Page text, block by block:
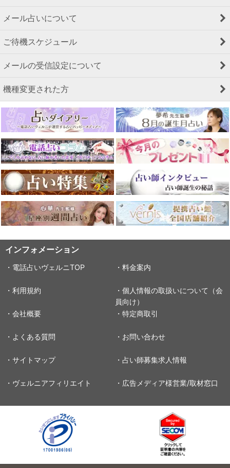
メール占いについて
ご待機スケジュール
メールの受信設定について
機種変更された方
インフォメーション
・電話占いヴェルニTOP ・料金案内
・利用規約
・個人情報の取扱いについて（会
員向け）
・会社概要
・特定商取引
・よくある質問 ・お問い合わせ
・サイトマップ ・占い師募集求人情報
・ヴェルニアフィリエイト ・広告メディア様営業/取材窓口